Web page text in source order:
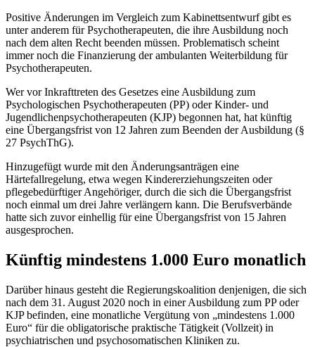
Positive Änderungen im Vergleich zum Kabinettsentwurf gibt es
unter anderem für Psychotherapeuten, die ihre Ausbildung noch
nach dem alten Recht beenden müssen. Proble­matisch scheint
immer noch die Finanzierung der ambulanten Weiterbildung für
Psycho­therapeuten.
Wer vor Inkrafttreten des Gesetzes eine Ausbildung zum
Psychologischen Psychothera­peuten (PP) oder Kinder- und
Jugendlichenpsychotherapeuten (KJP) begonnen hat, hat künftig
eine Übergangsfrist von 12 Jahren zum Beenden der Ausbildung (§
27 PsychThG).
Hinzugefügt wurde mit den Änderungsanträgen eine
Härtefallregelung, etwa wegen Kin­dererziehungszeiten oder
pflegebedürftiger Angehöriger, durch die sich die Übergangs­frist
noch einmal um drei Jahre verlängern kann. Die Berufsverbände
hatte sich zuvor einhellig für eine Übergangsfrist von 15 Jahren
ausgesprochen.
Künftig mindestens 1.000 Euro monatlich
Darüber hinaus gesteht die Regierungskoalition denjenigen, die sich
nach dem 31. Au­gust 2020 noch in einer Ausbildung zum PP oder
KJP befinden, eine monatliche Vergü­tung von „mindestens 1.000
Euro“ für die obligatorische praktische Tätigkeit (Vollzeit) in
psychiatrischen und psychosomatischen Kliniken zu.